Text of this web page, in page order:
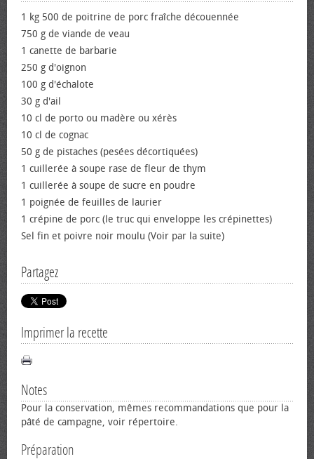
1 kg 500 de poitrine de porc fraîche découennée
750 g de viande de veau
1 canette de barbarie
250 g d'oignon
100 g d'échalote
30 g d'ail
10 cl de porto ou madère ou xérès
10 cl de cognac
50 g de pistaches (pesées décortiquées)
1 cuillerée à soupe rase de fleur de thym
1 cuillerée à soupe de sucre en poudre
1 poignée de feuilles de laurier
1 crépine de porc (le truc qui enveloppe les crépinettes)
Sel fin et poivre noir moulu (Voir par la suite)
Partagez
Imprimer la recette
Notes
Pour la conservation, mêmes recommandations que pour la
pâté de campagne, voir répertoire.
Préparation